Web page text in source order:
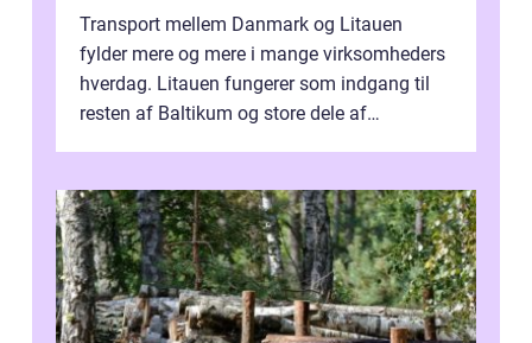
Transport mellem Danmark og Litauen
fylder mere og mere i mange virksomheders
hverdag. Litauen fungerer som indgang til
resten af Baltikum og store dele af